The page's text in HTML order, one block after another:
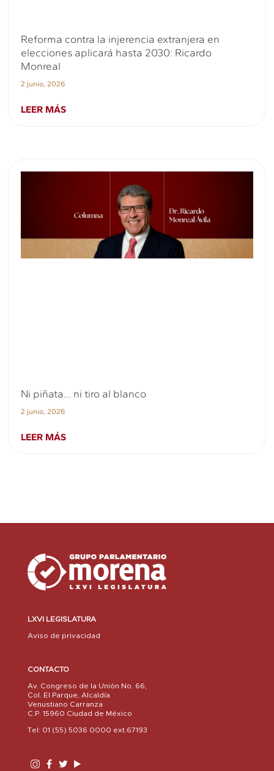
Reforma contra la injerencia extranjera en
elecciones aplicará hasta 2030: Ricardo
Monreal
2 junio, 2026
LEER MÁS
Ni piñata… ni tiro al blanco
2 junio, 2026
LEER MÁS
LXVI LEGISLATURA
Aviso de privacidad
CONTACTO
Av. Congreso de la Unión No. 66,
Col. El Parque, Alcaldía
Venustiano Carranza
C.P. 15960 Ciudad de México
Tel: 01 (55) 5036 0000 ext.67193